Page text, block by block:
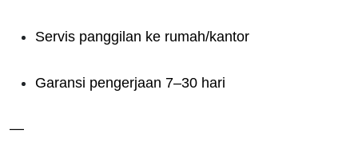
Servis panggilan ke rumah/kantor
Garansi pengerjaan 7–30 hari
—